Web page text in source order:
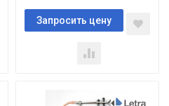
Запросить цену